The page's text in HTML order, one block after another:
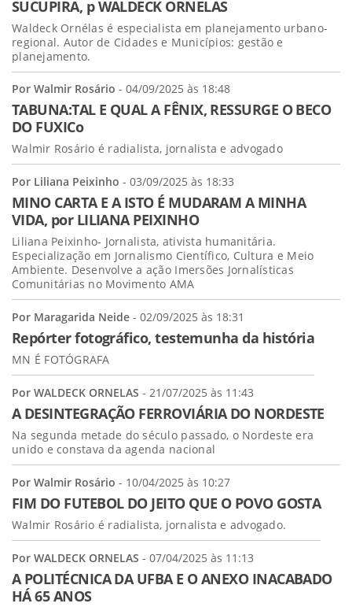
SUCUPIRA, p WALDECK ORNELAS
Waldeck Ornélas é especialista em planejamento urbano-
regional. Autor de Cidades e Municípios: gestão e
planejamento.
Por Walmir Rosário - 04/09/2025 às 18:48
TABUNA:TAL E QUAL A FÊNIX, RESSURGE O BECO
DO FUXICo
Walmir Rosário é radialista, jornalista e advogado
Por Liliana Peixinho - 03/09/2025 às 18:33
MINO CARTA E A ISTO É MUDARAM A MINHA
VIDA, por LILIANA PEIXINHO
Liliana Peixinho- Jornalista, ativista humanitária.
Especialização em Jornalismo Científico, Cultura e Meio
Ambiente. Desenvolve a ação Imersões Jornalísticas
Comunitárias no Movimento AMA
Por Maragarida Neide - 02/09/2025 às 18:31
Repórter fotográfico, testemunha da história
MN É FOTÓGRAFA
Por WALDECK ORNELAS - 21/07/2025 às 11:43
A DESINTEGRAÇÃO FERROVIÁRIA DO NORDESTE
Na segunda metade do século passado, o Nordeste era
unido e constava da agenda nacional
Por Walmir Rosário - 10/04/2025 às 10:27
FIM DO FUTEBOL DO JEITO QUE O POVO GOSTA
Walmir Rosário é radialista, jornalista e advogado.
Por WALDECK ORNELAS - 07/04/2025 às 11:13
A POLITÉCNICA DA UFBA E O ANEXO INACABADO
HÁ 65 ANOS